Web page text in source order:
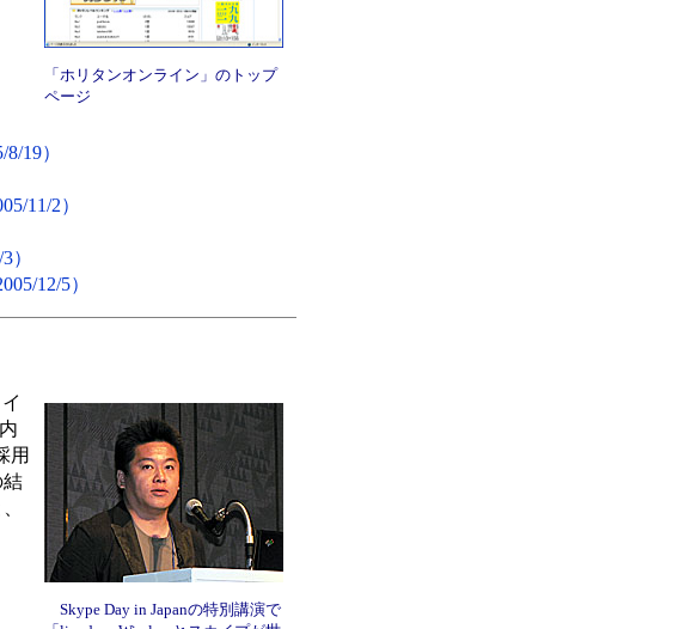
「ホリタンオンライン」のトップ
ページ
19）
11/2）
）
12/5）
Skype Day in Japanの特別講演で
用
結